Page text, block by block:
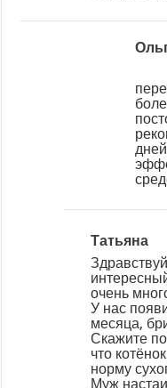
Татьяна
очень
У нас
месяца,
Скажите
что
норму
Муж